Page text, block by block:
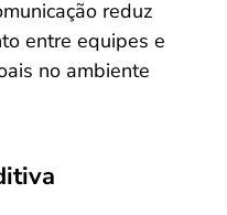
reduz
entre equipes e
no ambiente